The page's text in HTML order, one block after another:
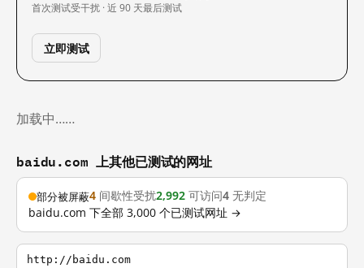
首次测试受干扰 · 近 90 天最后测试
立即测试
加载中……
baidu.com 上其他已测试的网址
部分被屏蔽4 间歇性受扰2,992 可访问4 无判定
baidu.com 下全部 3,000 个已测试网址 →
http://baidu.com